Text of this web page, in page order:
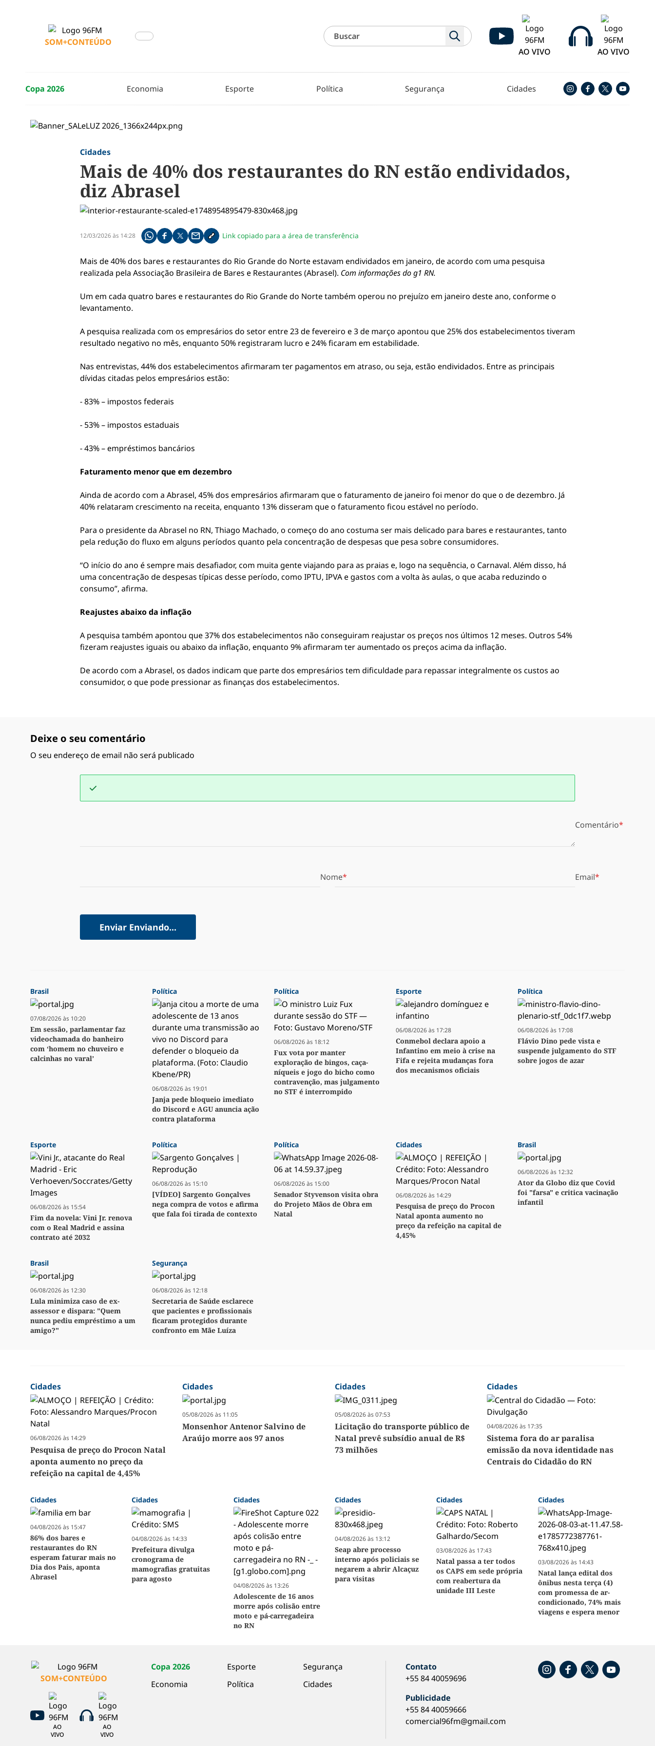
SOM+CONTEÚDO
AO VIVO
AO VIVO
Copa 2026 Economia Esporte Política Segurança Cidades
Cidades
Mais de 40% dos restaurantes do RN estão endividados,
diz Abrasel
12/03/2026 às 14:28 Compartilhe pelo whatsapp
Compartilhar no facebook
Compartilhar no twitter
Compartilhe pelo email
Copiar link da notícia
Link copiado para a área de transferência
Mais de 40% dos bares e restaurantes do Rio Grande do Norte estavam endividados em janeiro, de acordo com uma pesquisa
realizada pela Associação Brasileira de Bares e Restaurantes (Abrasel). Com informações do g1 RN.
Um em cada quatro bares e restaurantes do Rio Grande do Norte também operou no prejuízo em janeiro deste ano, conforme o
levantamento.
A pesquisa realizada com os empresários do setor entre 23 de fevereiro e 3 de março apontou que 25% dos estabelecimentos tiveram
resultado negativo no mês, enquanto 50% registraram lucro e 24% ficaram em estabilidade.
Nas entrevistas, 44% dos estabelecimentos afirmaram ter pagamentos em atraso, ou seja, estão endividados. Entre as principais
dívidas citadas pelos empresários estão:
- 83% – impostos federais
- 53% – impostos estaduais
- 43% – empréstimos bancários
Faturamento menor que em dezembro
Ainda de acordo com a Abrasel, 45% dos empresários afirmaram que o faturamento de janeiro foi menor do que o de dezembro. Já
40% relataram crescimento na receita, enquanto 13% disseram que o faturamento ficou estável no período.
Para o presidente da Abrasel no RN, Thiago Machado, o começo do ano costuma ser mais delicado para bares e restaurantes, tanto
pela redução do fluxo em alguns períodos quanto pela concentração de despesas que pesa sobre consumidores.
“O início do ano é sempre mais desafiador, com muita gente viajando para as praias e, logo na sequência, o Carnaval. Além disso, há
uma concentração de despesas típicas desse período, como IPTU, IPVA e gastos com a volta às aulas, o que acaba reduzindo o
consumo”, afirma.
Reajustes abaixo da inflação
A pesquisa também apontou que 37% dos estabelecimentos não conseguiram reajustar os preços nos últimos 12 meses. Outros 54%
fizeram reajustes iguais ou abaixo da inflação, enquanto 9% afirmaram ter aumentado os preços acima da inflação.
De acordo com a Abrasel, os dados indicam que parte dos empresários tem dificuldade para repassar integralmente os custos ao
consumidor, o que pode pressionar as finanças dos estabelecimentos.
Deixe o seu comentário
O seu endereço de email não será publicado
Comentário
Nome Email
Enviar Enviando...
Brasil
07/08/2026 às 10:20
Em sessão, parlamentar faz
videochamada do banheiro
com ‘homem no chuveiro e
calcinhas no varal’
Política
06/08/2026 às 19:01
Janja pede bloqueio imediato
do Discord e AGU anuncia ação
contra plataforma
Política
06/08/2026 às 18:12
Fux vota por manter
exploração de bingos, caça-
níqueis e jogo do bicho como
contravenção, mas julgamento
no STF é interrompido
Esporte
06/08/2026 às 17:28
Conmebol declara apoio a
Infantino em meio à crise na
Fifa e rejeita mudanças fora
dos mecanismos oficiais
Política
06/08/2026 às 17:08
Flávio Dino pede vista e
suspende julgamento do STF
sobre jogos de azar
Esporte
06/08/2026 às 15:54
Fim da novela: Vini Jr. renova
com o Real Madrid e assina
contrato até 2032
Política
06/08/2026 às 15:10
[VÍDEO] Sargento Gonçalves
nega compra de votos e afirma
que fala foi tirada de contexto
Política
06/08/2026 às 15:00
Senador Styvenson visita obra
do Projeto Mãos de Obra em
Natal
Cidades
06/08/2026 às 14:29
Pesquisa de preço do Procon
Natal aponta aumento no
preço da refeição na capital de
4,45%
Brasil
06/08/2026 às 12:32
Ator da Globo diz que Covid
foi "farsa" e critica vacinação
infantil
Brasil
06/08/2026 às 12:30
Lula minimiza caso de ex-
assessor e dispara: "Quem
nunca pediu empréstimo a um
amigo?"
Segurança
06/08/2026 às 12:18
Secretaria de Saúde esclarece
que pacientes e profissionais
ficaram protegidos durante
confronto em Mãe Luíza
Cidades
06/08/2026 às 14:29
Pesquisa de preço do Procon Natal
aponta aumento no preço da
refeição na capital de 4,45%
Cidades
05/08/2026 às 11:05
Monsenhor Antenor Salvino de
Araújo morre aos 97 anos
Cidades
05/08/2026 às 07:53
Licitação do transporte público de
Natal prevê subsídio anual de R$
73 milhões
Cidades
04/08/2026 às 17:35
Sistema fora do ar paralisa
emissão da nova identidade nas
Centrais do Cidadão do RN
Cidades
04/08/2026 às 15:47
86% dos bares e
restaurantes do RN
esperam faturar mais no
Dia dos Pais, aponta
Abrasel
Cidades
04/08/2026 às 14:33
Prefeitura divulga
cronograma de
mamografias gratuitas
para agosto
Cidades
04/08/2026 às 13:26
Adolescente de 16 anos
morre após colisão entre
moto e pá-carregadeira
no RN
Cidades
04/08/2026 às 13:12
Seap abre processo
interno após policiais se
negarem a abrir Alcaçuz
para visitas
Cidades
03/08/2026 às 17:43
Natal passa a ter todos
os CAPS em sede própria
com reabertura da
unidade III Leste
Cidades
03/08/2026 às 14:43
Natal lança edital dos
ônibus nesta terça (4)
com promessa de ar-
condicionado, 74% mais
viagens e espera menor
SOM+CONTEÚDO
AO
VIVO
AO
VIVO
Copa 2026
Economia
Esporte
Política
Segurança
Cidades
Contato
+55 84 40059696
Publicidade
+55 84 40059666
comercial96fm@gmail.com